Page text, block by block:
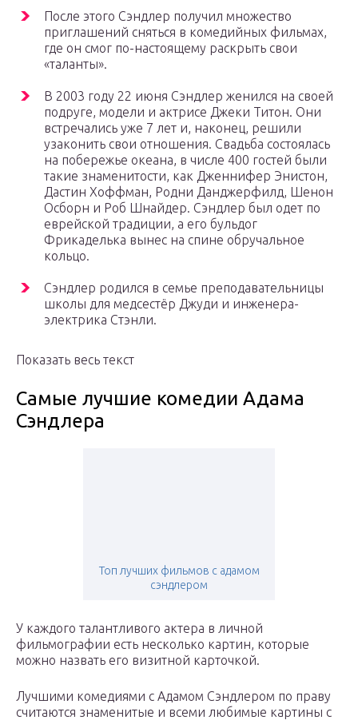
После этого Сэндлер получил множество
приглашений сняться в комедийных фильмах,
где он смог по-настоящему раскрыть свои
«таланты».
В 2003 году 22 июня Сэндлер женился на своей
подруге, модели и актрисе Джеки Титон. Они
встречались уже 7 лет и, наконец, решили
узаконить свои отношения. Свадьба состоялась
на побережье океана, в числе 400 гостей были
такие знаменитости, как Дженнифер Энистон,
Дастин Хоффман, Родни Данджерфилд, Шенон
Осборн и Роб Шнайдер. Сэндлер был одет по
еврейской традиции, а его бульдог
Фрикаделька вынес на спине обручальное
кольцо.
Сэндлер родился в семье преподавательницы
школы для медсестёр Джуди и инженера-
электрика Стэнли.
Показать весь текст
Самые лучшие комедии Адама
Сэндлера
Топ лучших фильмов с адамом
сэндлером
У каждого талантливого актера в личной
фильмографии есть несколько картин, которые
можно назвать его визитной карточкой.
Лучшими комедиями с Адамом Сэндлером по праву
считаются знаменитые и всеми любимые картины с